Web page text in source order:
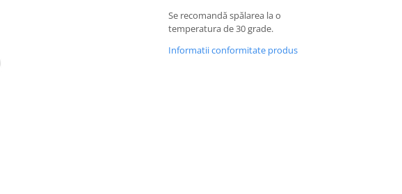
Se recomandă spălarea la o
temperatura de 30 grade.
Informatii conformitate produs